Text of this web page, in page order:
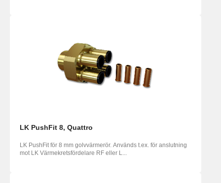
LK PushFit 8, Quattro
LK PushFit för 8 mm golvvärmerör. Används t.ex. för anslutning
mot LK Värmekretsfördelare RF eller L...